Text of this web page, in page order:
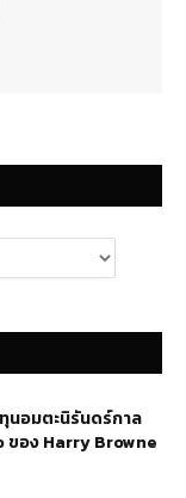
อมตะนิรันดร์กาล
อง Harry Browne